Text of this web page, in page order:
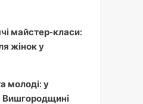
майстер-класи:
жінок у
молоді: у
Вишгородщині